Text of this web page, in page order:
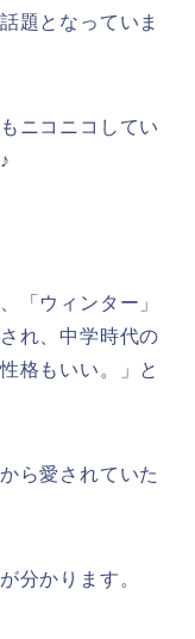
題となっていま
ニコニコしてい
「ウィンター」
れ、中学時代の
格もいい。」と
ら愛されていた
分かります。